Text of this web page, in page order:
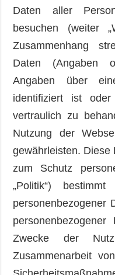
Kultur
Sport
Kriminalität
Notstand und
Notfälle
ZUSÄTZLICH
Veröffentlichungen
Interview
Fotos
Video
Daten aller
besuchen (weiter
Zusammenhang
Daten (Angaben
Angaben über
identifiziert ist
vertraulich zu
Nutzung der
gewährleisten. Diese
zum Schutz
„Politik“)
personenbezogener
Zwecke der
Zusammenarbeit